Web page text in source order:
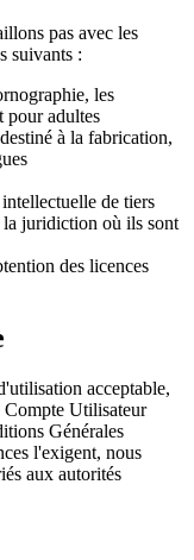
pas avec les
suivants :
les
pour adultes
à la fabrication,
de tiers
la juridiction où ils sont
des licences
acceptable,
Compte Utilisateur
Générales
l'exigent, nous
aux autorités